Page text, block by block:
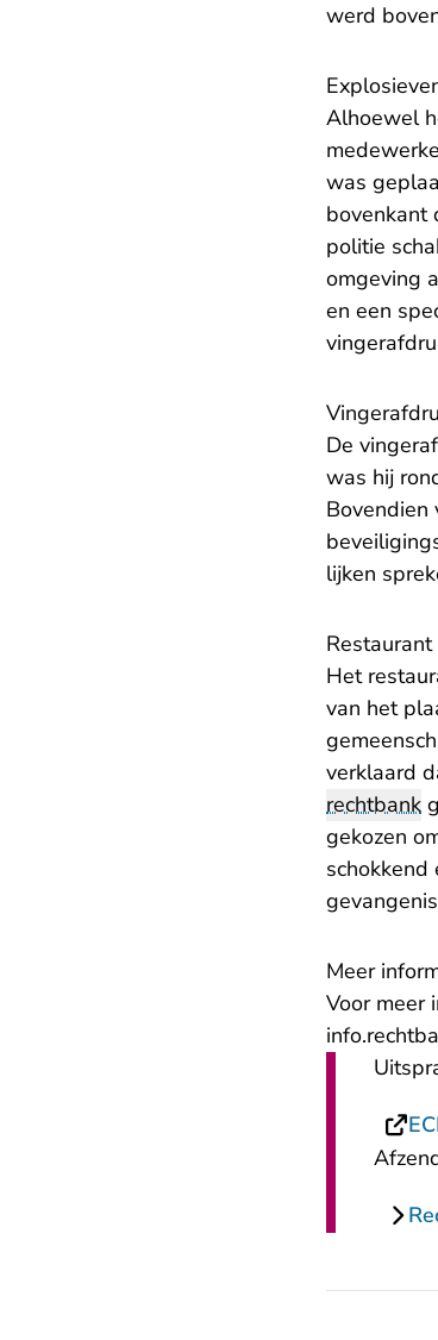
werd
Alhoewel
was
bovenkant
politie
omgeving
en een
De
was hij
Bovendien
lijken
Het
van het
verklaard
rechtbank
gekozen
Meer
Voor meer